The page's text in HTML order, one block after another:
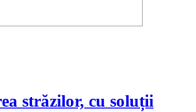
străzilor, cu soluții